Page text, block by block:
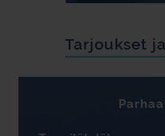
Tarjoukset